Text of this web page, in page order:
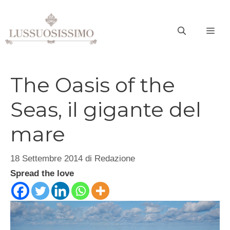
contenuto
The Oasis of the
Seas, il gigante del
mare
18 Settembre 2014 di Redazione
Spread the love